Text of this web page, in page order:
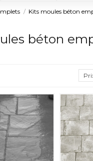
Kits moules béton
béton